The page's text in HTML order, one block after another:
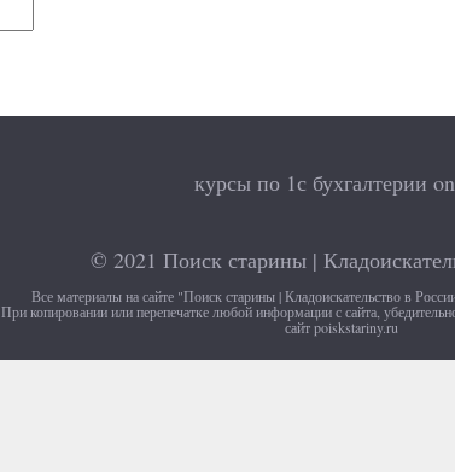
курсы по 1с бухгалтерии
© 2021 Поиск старины |
Все материалы на сайте "Поиск старины | Кладоискательство в
При копировании или перепечатке любой информации с сайта,
сайт poiskstariny.ru